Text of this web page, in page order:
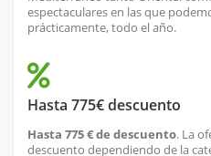
espectaculares en las que
prácticamente, todo el año.
Hasta 775€ descuento
Hasta 775 € de descuento. La
descuento dependiendo de la